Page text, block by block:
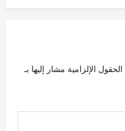
الحقول الإلزامية مشار إليها بـ